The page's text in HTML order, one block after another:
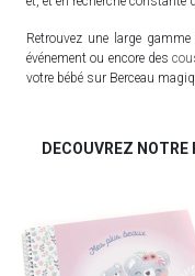
Retrouvez une large gamme
événement ou encore des
votre bébé sur Berceau
DECOUVREZ